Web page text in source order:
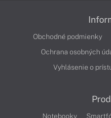
Obchodné podmienky
Ochrana osobných
Vyhlásenie o
Notebooky